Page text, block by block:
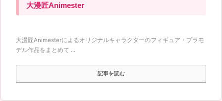
大漫匠Animester
大漫匠Animesterによるオリジナルキャラクターのフィギュア・プラモ
デル作品をまとめて ...
記事を読む